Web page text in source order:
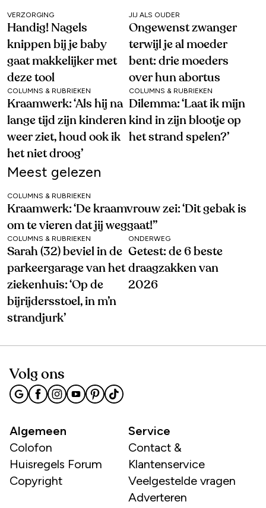
VERZORGING
Handig! Nagels
knippen bij je baby
gaat makkelijker met
deze tool
JIJ ALS OUDER
Ongewenst zwanger
terwijl je al moeder
bent: drie moeders
over hun abortus
COLUMNS & RUBRIEKEN
Kraamwerk: ‘Als hij na
lange tijd zijn kinderen
weer ziet, houd ook ik
het niet droog’
COLUMNS & RUBRIEKEN
Dilemma: ‘Laat ik mijn
kind in zijn blootje op
het strand spelen?’
Meest gelezen
COLUMNS & RUBRIEKEN
Kraamwerk: ‘De kraamvrouw zei: ‘Dit gebak is
om te vieren dat jij weggaat!’’
COLUMNS & RUBRIEKEN
Sarah (32) beviel in de
parkeergarage van het
ziekenhuis: ‘Op de
bijrijdersstoel, in m’n
strandjurk’
ONDERWEG
Getest: de 6 beste
draagzakken van
2026
Volg ons
Algemeen
Colofon
Huisregels Forum
Copyright
Service
Contact &
Klantenservice
Veelgestelde vragen
Adverteren